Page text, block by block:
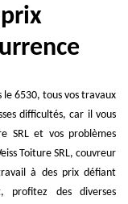
le 6530, tous vos travaux
difficultés, car il vous
SRL et vos problèmes
Toiture SRL, couvreur
à des prix défiant
profitez des diverses